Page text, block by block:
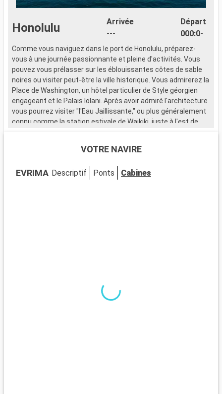
Honolulu
Arrivée
---
Départ
000:0-
Comme vous naviguez dans le port de Honolulu, préparez-
vous à une journée passionnante et pleine d'activités. Vous
pouvez vous prélasser sur les éblouissantes côtes de sable
noires ou visiter peut-être la ville historique. Vous admirerez la
Place de Washington, un hôtel particulier de Style géorgien
engageant et le Palais Iolani. Après avoir admiré l'architecture
vous pourrez visiter "l'Eau Jaillissante," ou plus généralement
connu comme la station estivale de Waikiki, juste à l'est de
VOTRE NAVIRE
EVRIMA Descriptif Ponts Cabines